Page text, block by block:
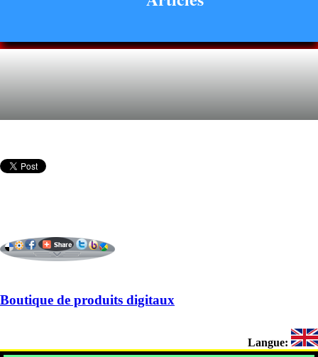
Boutique de produits digitaux
Langue: